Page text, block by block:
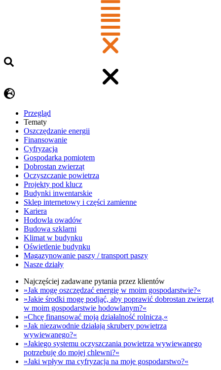
Przegląd
Tematy
​Oszczędzanie energii
Finansowanie
Cyfryzacja
Gospodarka pomiotem
Dobrostan zwierząt
Oczyszczanie powietrza
Projekty pod klucz
Budynki inwentarskie
Sklep internetowy i części zamienne
Kariera
Hodowla owadów
Budowa szklarni
Klimat w budynku
Oświetlenie budynku
Magazynowanie paszy / transport paszy
Nasze działy
Najczęściej zadawane pytania przez klientów
»Jak mogę oszczędzać energię w moim gospodarstwie?«
»Jakie środki mogę podjąć, aby poprawić dobrostan zwierząt
w moim gospodarstwie hodowlanym?«
»Chcę finansować moją działalność rolniczą.«
»Jak niezawodnie działają skrubery powietrza
wywiewanego?«
»Jakiego systemu oczyszczania powietrza wywiewanego
potrzebuję do mojej chlewni?«
»Jaki wpływ ma cyfryzacja na moje gospodarstwo?«